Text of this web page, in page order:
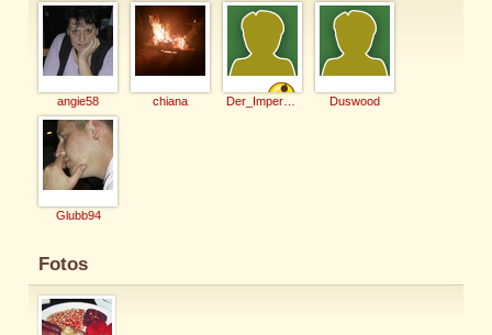
angie58 chiana Duswood
Glubb94
Fotos